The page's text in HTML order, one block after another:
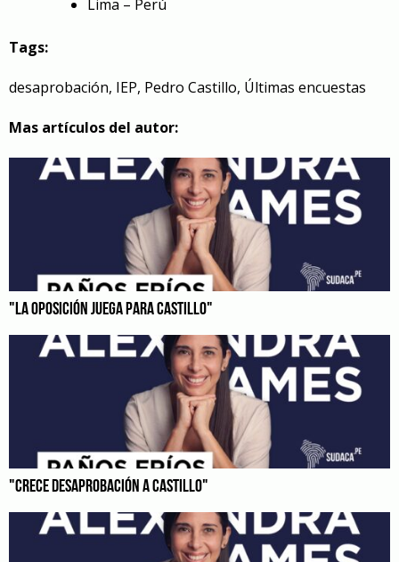
Lima – Perú
Tags:
desaprobación, IEP, Pedro Castillo, Últimas encuestas
Mas artículos del autor:
"LA OPOSICIÓN JUEGA PARA CASTILLO"
"CRECE DESAPROBACIÓN A CASTILLO"